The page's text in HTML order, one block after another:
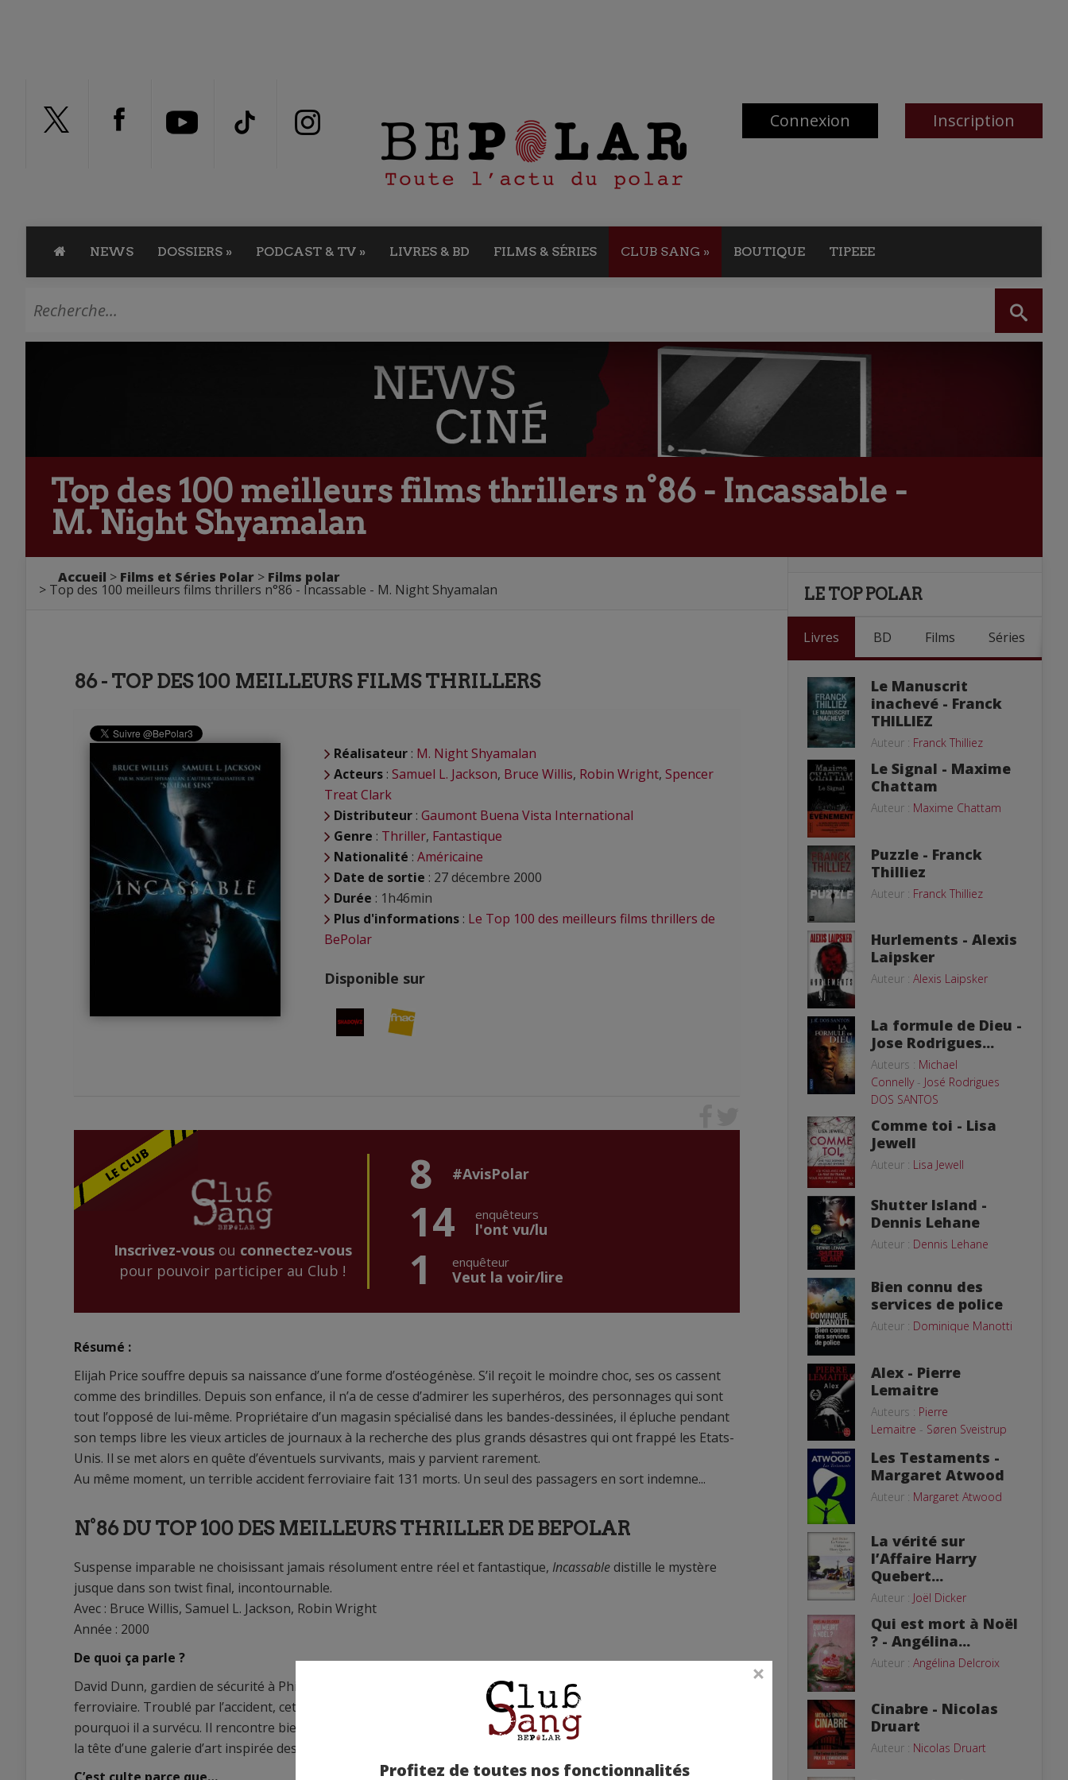
Connexion Inscription
NEWS DOSSIERS » PODCAST & TV » LIVRES & BD FILMS & SÉRIES CLUB SANG » BOUTIQUE TIPEEE
Profitez de toutes nos fonctionnalités
Top des 100 meilleurs films thrillers n°86 - Incassable -
M. Night Shyamalan
Accueil Films et Séries Polar Films polar
Top des 100 meilleurs films thrillers n°86 - Incassable - M. Night Shyamalan
86 - TOP DES 100 MEILLEURS FILMS THRILLERS
Réalisateur : M. Night Shyamalan
Acteurs : Samuel L. Jackson, Bruce Willis, Robin Wright, Spencer
Treat Clark
Distributeur : Gaumont Buena Vista International
Genre : Thriller, Fantastique
Nationalité : Américaine
Date de sortie : 27 décembre 2000
Durée : 1h46min
Plus d'informations : Le Top 100 des meilleurs films thrillers de
BePolar
Disponible sur
Inscrivez-vousou connectez-vous
pour pouvoir participer au Club !
8 #AvisPolar
14 enquêteurs
l'ont vu/lu
1 enquêteur
Veut la voir/lire
Résumé :
Elijah Price souffre depuis sa naissance d’une forme d’ostéogénèse. S’il reçoit le moindre choc, ses os cassent
comme des brindilles. Depuis son enfance, il n’a de cesse d’admirer les superhéros, des personnages qui sont
tout l’opposé de lui-même. Propriétaire d’un magasin spécialisé dans les bandes-dessinées, il épluche pendant
son temps libre les vieux articles de journaux à la recherche des plus grands désastres qui ont frappé les Etats-
Unis. Il se met alors en quête d’éventuels survivants, mais y parvient rarement.
Au même moment, un terrible accident ferroviaire fait 131 morts. Un seul des passagers en sort indemne...
N°86 DU TOP 100 DES MEILLEURS THRILLER DE BEPOLAR
Suspense imparable ne choisissant jamais résolument entre réel et fantastique, Incassabledistille le mystère
jusque dans son twist final, incontournable.
Avec : Bruce Willis, Samuel L. Jackson, Robin Wright
Année : 2000
De quoi ça parle ?
David Dunn, gardien de sécurité à Philadelphie, ressort contre toute attente indemne d’une terrible catastrophe
ferroviaire. Troublé par l’accident, cet unique rescapé est sujet à une crise d’identité et cherche à comprendre
pourquoi il a survécu. Il rencontre bientôt Elijah Price, un misanthrope à
la tête d’une galerie d’art inspirée des comics et souffrant d’ostéogenèse imparfaite…
LE TOP POLAR
Livres BD Films Séries
Le Manuscrit
inachevé - Franck
THILLIEZ
Auteur : Franck Thilliez
Le Signal - Maxime
Chattam
Auteur : Maxime Chattam
Puzzle - Franck
Thilliez
Auteur : Franck Thilliez
Hurlements - Alexis
Laipsker
Auteur : Alexis Laipsker
La formule de Dieu -
Jose Rodrigues...
Auteurs : Michael
Connelly- José Rodrigues
DOS SANTOS
Comme toi - Lisa
Jewell
Auteur : Lisa Jewell
Shutter Island -
Dennis Lehane
Auteur : Dennis Lehane
Bien connu des
services de police
Auteur : Dominique Manotti
Alex - Pierre
Lemaitre
Auteurs : Pierre
Lemaitre - Søren Sveistrup
Les Testaments -
Margaret Atwood
Auteur : Margaret Atwood
La vérité sur
l’Affaire Harry
Quebert...
Auteur : Joël Dicker
Qui est mort à Noël
? - Angélina...
Auteur : Angélina Delcroix
Cinabre - Nicolas
Druart
Auteur : Nicolas Druart